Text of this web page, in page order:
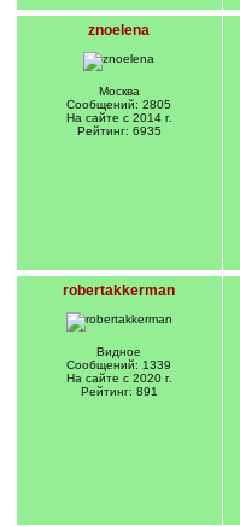
znoelena
Москва
Сообщений: 2805
На сайте с 2014 г.
Рейтинг: 6935
robertakkerman
Видное
Сообщений: 1339
На сайте с 2020 г.
Рейтинг: 891